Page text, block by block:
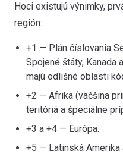
Hoci existujú výnimky,
región:
+1 — Plán číslovania
Spojené štáty, Kanada
majú odlišné oblasti
+2 — Afrika (väčšina
teritóriá a špeciálne
+3 a +4 — Európa.
+5 — Latinská Amerika